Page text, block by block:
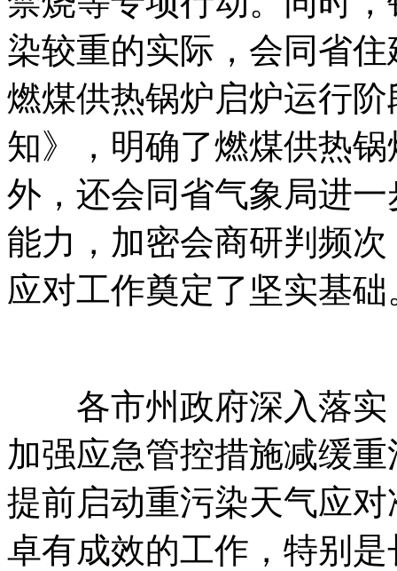
染较重的实际，会同省
燃煤供热锅炉启炉运行
知》，明确了燃煤供热
外，还会同省气象局进
能力，加密会商研判频
应对工作奠定了坚实基
各市州政府深入落实
加强应急管控措施减缓
提前启动重污染天气应
卓有成效的工作，特别